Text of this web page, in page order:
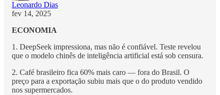
Leonardo Dias
fev 14, 2025
ECONOMIA
1. DeepSeek impressiona, mas não é confiável. Teste revelou
que o modelo chinês de inteligência artificial está sob censura.
2. Café brasileiro fica 60% mais caro — fora do Brasil. O
preço para a exportação subiu mais que o do produto vendido
nos supermercados.